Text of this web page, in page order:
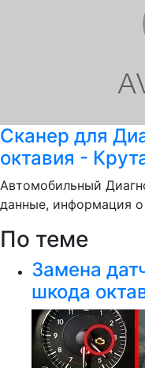
Сканер для
октавия -
Автомобильный
данные, информация
По теме
Замена
шкода